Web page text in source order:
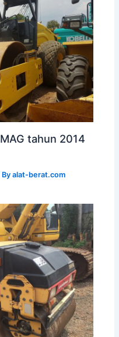
tahun 2014
Byalat-berat.com